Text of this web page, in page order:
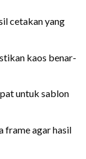
cetakan yang
kaos benar-
untuk sablon
frame agar hasil